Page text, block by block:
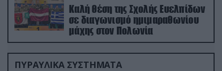
Καλή θέση της Σχολής Ευελπίδων
σε διαγωνισμό ημιμαραθωνίου
μάχης στον Πολωνία
ΠΥΡΑΥΛΙΚΑ ΣΥΣΤΗΜΑΤΑ